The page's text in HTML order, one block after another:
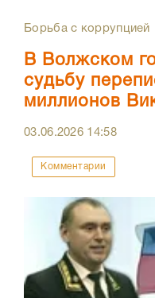
Борьба с коррупцией
В Волжском
судьбу
миллионов
03.06.2026 14:58
Комментарии